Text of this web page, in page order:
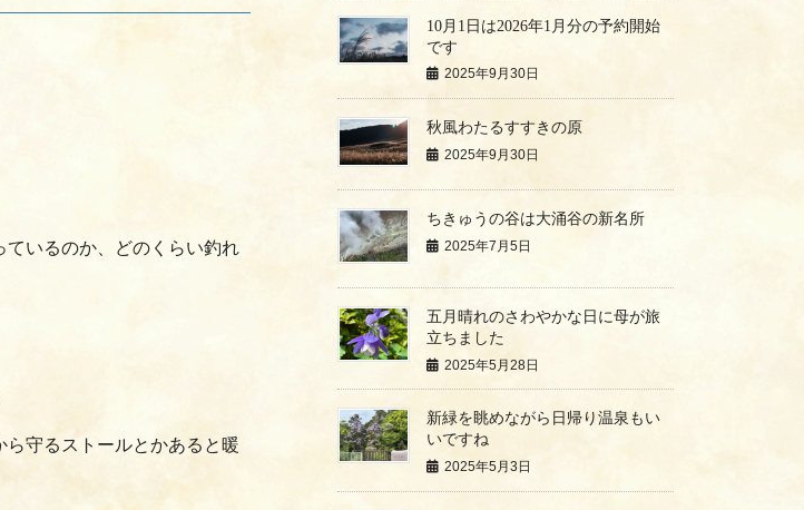
いるのか、どのくらい釣れ
守るストールとかあると暖
10月1日は2026年1月分の予約開始
です
2025年9月30日
秋風わたるすすきの原
2025年9月30日
ちきゅうの谷は大涌谷の新名所
2025年7月5日
五月晴れのさわやかな日に母が旅
立ちました
2025年5月28日
新緑を眺めながら日帰り温泉もい
いですね
2025年5月3日